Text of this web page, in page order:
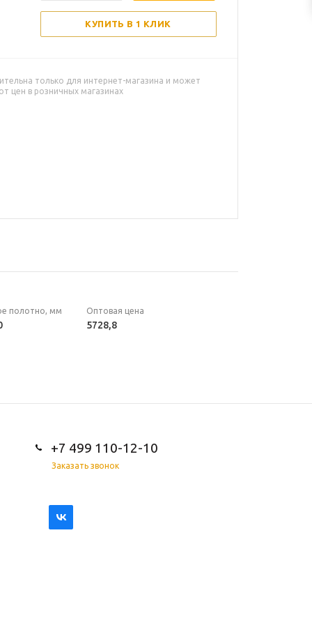
КУПИТЬ В 1 КЛИК
только для интернет-магазина и может
цен в розничных магазинах
полотно, мм Оптовая цена
5728,8
+7 499 110-12-10
Заказать звонок